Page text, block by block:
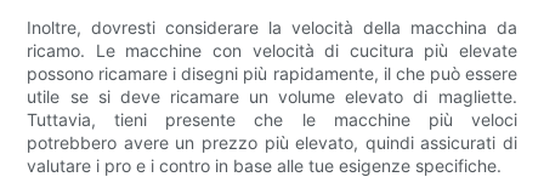
Inoltre, dovresti considerare la velocità della macchina da
ricamo. Le macchine con velocità di cucitura più elevate
possono ricamare i disegni più rapidamente, il che può essere
utile se si deve ricamare un volume elevato di magliette.
Tuttavia, tieni presente che le macchine più veloci
potrebbero avere un prezzo più elevato, quindi assicurati di
valutare i pro e i contro in base alle tue esigenze specifiche.